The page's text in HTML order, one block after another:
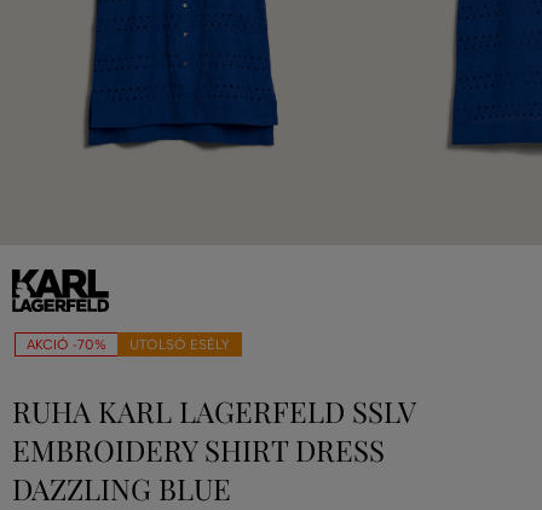
AKCIÓ -70% UTOLSÓ ESÉLY
RUHA KARL LAGERFELD SSLV
EMBROIDERY SHIRT DRESS
DAZZLING BLUE